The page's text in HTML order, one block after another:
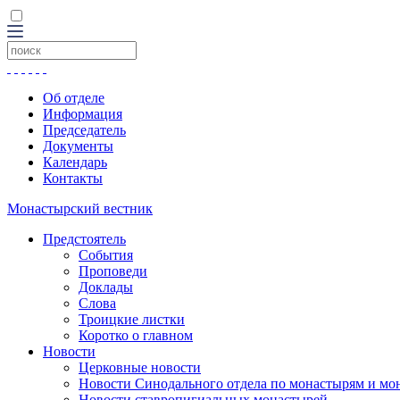
Об отделе
Информация
Председатель
Документы
Календарь
Контакты
Монастырский вестник
Предстоятель
События
Проповеди
Доклады
Слова
Троицкие листки
Коротко о главном
Новости
Церковные новости
Новости Синодального отдела по монастырям и